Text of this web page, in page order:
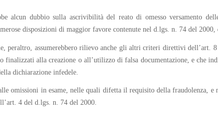
alcun dubbio sulla ascrivibilità del reato di omesso versamento
disposizioni di maggior favore contenute nel d.lgs. n. 74 del
peraltro, assumerebbero rilievo anche gli altri criteri direttivi dell’art.
finalizzati alla creazione o all’utilizzo di falsa documentazione, e che
dichiarazione infedele.
omissioni in esame, nelle quali difetta il requisito della fraudolenza,
4 del d.lgs. n. 74 del 2000.